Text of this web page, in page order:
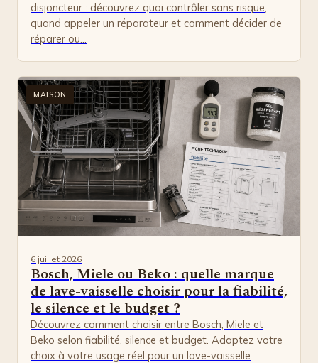
disjoncteur : découvrez quoi contrôler sans risque,
quand appeler un réparateur et comment décider de
réparer ou…
MAISON
Bosch, Miele ou Beko : quelle marque
de lave-vaisselle choisir pour la fiabilité,
le silence et le budget ?
6 juillet 2026
Découvrez comment choisir entre Bosch, Miele et
Beko selon fiabilité, silence et budget. Adaptez votre
choix à votre usage réel pour un lave-vaisselle